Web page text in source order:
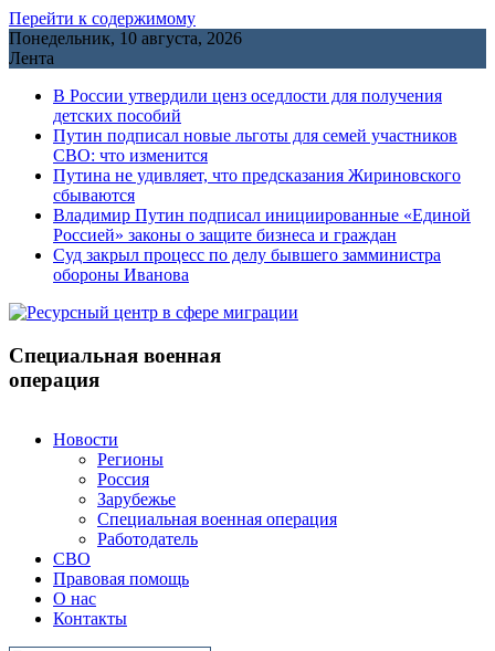
Перейти к содержимому
Понедельник, 10 августа, 2026
Лента
В России утвердили ценз оседлости для получения
детских пособий
Путин подписал новые льготы для семей участников
СВО: что изменится
Путина не удивляет, что предсказания Жириновского
сбываются
Владимир Путин подписал инициированные «Единой
Россией» законы о защите бизнеса и граждан
Cуд закрыл процесс по делу бывшего замминистра
обороны Иванова
Специальная военная
операция
Новости
Регионы
Россия
Зарубежье
Специальная военная операция
Работодатель
СВО
Правовая помощь
О нас
Контакты